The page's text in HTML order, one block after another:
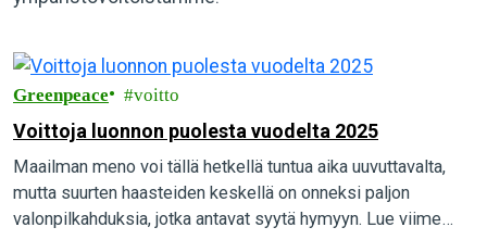
Greenpeace voitto
Voittoja luonnon puolesta vuodelta 2025
Maailman meno voi tällä hetkellä tuntua aika uuvuttavalta,
mutta suurten haasteiden keskellä on onneksi paljon
valonpilkahduksia, jotka antavat syytä hymyyn. Lue viime